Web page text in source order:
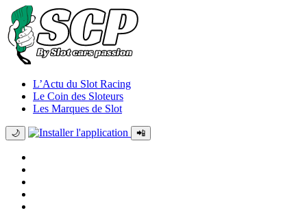
L’Actu du Slot Racing
Le Coin des Sloteurs
Les Marques de Slot
🌙 📲